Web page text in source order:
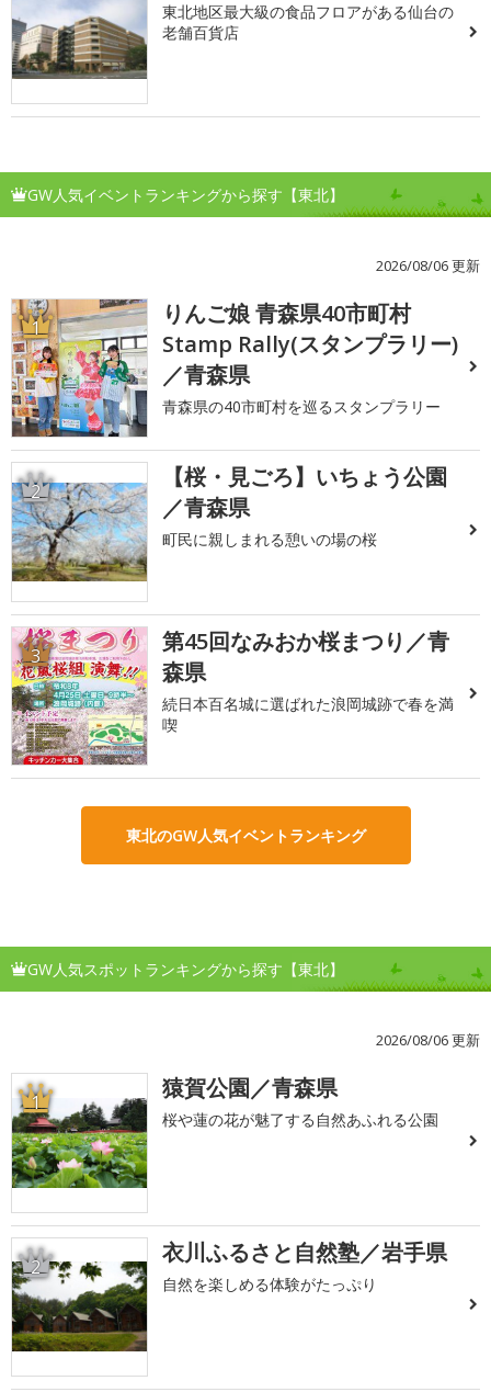
東北地区最大級の食品フロアがある仙台の
老舗百貨店
GW人気イベントランキングから探す【東北】
2026/08/06 更新
1
りんご娘 青森県40市町村
Stamp Rally(スタンプラリー)
／青森県
青森県の40市町村を巡るスタンプラリー
2
【桜・見ごろ】いちょう公園
／青森県
町民に親しまれる憩いの場の桜
3
第45回なみおか桜まつり／青
森県
続日本百名城に選ばれた浪岡城跡で春を満
喫
東北のGW人気イベントランキング
GW人気スポットランキングから探す【東北】
2026/08/06 更新
1 猿賀公園／青森県
桜や蓮の花が魅了する自然あふれる公園
2 衣川ふるさと自然塾／岩手県
自然を楽しめる体験がたっぷり